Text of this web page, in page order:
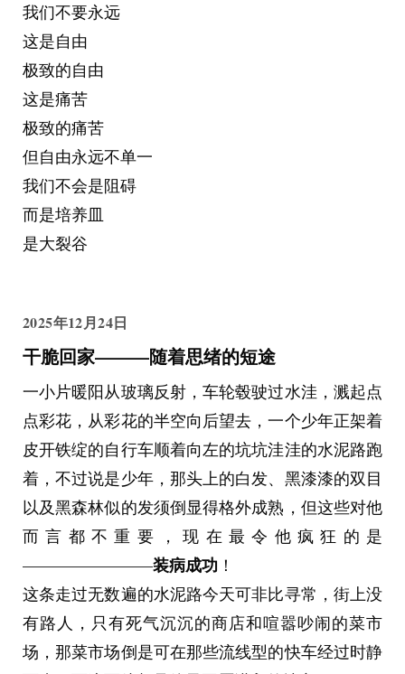
我们不要永远
这是自由
极致的自由
这是痛苦
极致的痛苦
但自由永远不单一
我们不会是阻碍
而是培养皿
是大裂谷
2025年12月24日
干脆回家———随着思绪的短途
一小片暖阳从玻璃反射，车轮毂驶过水洼，溅起点
点彩花，从彩花的半空向后望去，一个少年正架着
皮开铁绽的自行车顺着向左的坑坑洼洼的水泥路跑
着，不过说是少年，那头上的白发、黑漆漆的双目
以及黑森林似的发须倒显得格外成熟，但这些对他
而言都不重要，现在最令他疯狂的是
————————装病成功 ！
这条走过无数遍的水泥路今天可非比寻常，街上没
有路人，只有死气沉沉的商店和喧嚣吵闹的菜市
场，那菜市场倒是可在那些流线型的快车经过时静